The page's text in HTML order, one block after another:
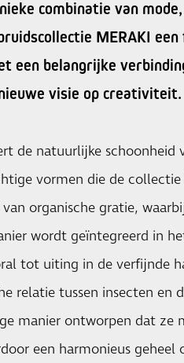
combinatie van
MERAKI
een belangrijke
visie op creativiteit.
de natuurlijke
vormen die de
organische gratie,
wordt geïntegreerd in
tot uiting in de verfijnde
relatie tussen insecten en
manier ontworpen dat ze
een harmonieus